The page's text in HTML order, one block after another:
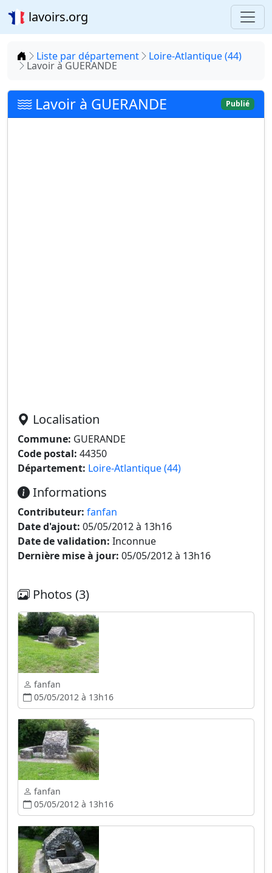
lavoirs.org
Accueil
Liste par département Loire-Atlantique (44)
Lavoir à GUERANDE
Lavoir à GUERANDE Publié
Localisation
Commune: GUERANDE
Code postal: 44350
Département: Loire-Atlantique (44)
Informations
Contributeur: fanfan
Date d'ajout: 05/05/2012 à 13h16
Date de validation: Inconnue
Dernière mise à jour: 05/05/2012 à 13h16
Photos (3)
fanfan
05/05/2012 à 13h16
fanfan
05/05/2012 à 13h16